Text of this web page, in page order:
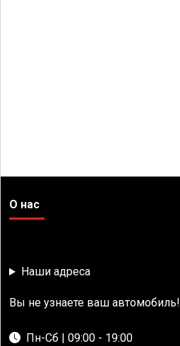
О нас
Наши адреса
Вы не узнаете ваш автомобиль!
Пн-Сб | 09:00 - 19:00